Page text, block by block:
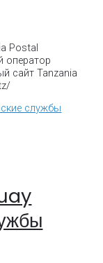
Postal
оператор
сайт Tanzania
службы